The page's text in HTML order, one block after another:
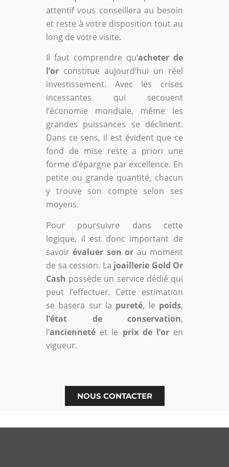
attentif vous conseillera au besoin
et reste à votre disposition tout au
long de votre visite.
Il faut comprendre qu’acheter de
l’or constitue aujourd’hui un réel
investissement. Avec les crises
incessantes qui secouent
l’économie mondiale, même les
grandes puissances se déclinent.
Dans ce sens, il est évident que ce
fond de mise reste a priori une
forme d’épargne par excellence. En
petite ou grande quantité, chacun
y trouve son compte selon ses
moyens.
Pour poursuivre dans cette
logique, il est donc important de
savoirévaluer son or au moment
de sa cession. La joaillerie Gold Or
Cash possède un service dédié qui
peut l’effectuer. Cette estimation
se basera sur la pureté, le poids,
l’état de conservation,
l’ancienneté et le prix de l’oren
vigueur.
NOUS CONTACTER